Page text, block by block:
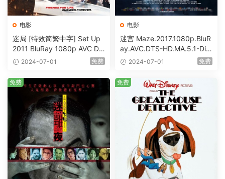
电影
迷局 [特效简繁中字] Set Up
2011 BluRay 1080p AVC DT
S-HD MA5.1-shhaclm@CHD
2024-07-01 免费
电影
迷宫 Maze.2017.1080p.BluR
ay.AVC.DTS-HD.MA.5.1-DiY
@HDHome [BDISO 19.7GB]
2024-07-01 免费
免费 免费